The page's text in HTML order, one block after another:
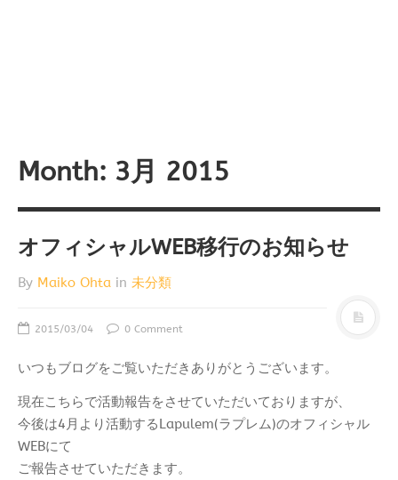
Month: 3月 2015
オフィシャルWEB移行のお知らせ
By Maiko Ohta in 未分類
2015/03/04 0 Comment
いつもブログをご覧いただきありがとうございます。
現在こちらで活動報告をさせていただいておりますが、
今後は4月より活動するLapulem(ラプレム)のオフィシャル
WEBにて
ご報告させていただきます。